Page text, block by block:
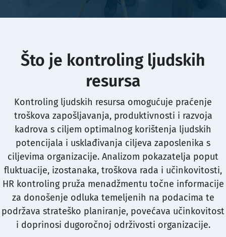
Što je kontroling ljudskih
resursa
Kontroling ljudskih resursa omogućuje praćenje
troškova zapošljavanja, produktivnosti i razvoja
kadrova s ciljem optimalnog korištenja ljudskih
potencijala i usklađivanja ciljeva zaposlenika s
ciljevima organizacije. Analizom pokazatelja poput
fluktuacije, izostanaka, troškova rada i učinkovitosti,
HR kontroling pruža menadžmentu točne informacije
za donošenje odluka temeljenih na podacima te
podržava strateško planiranje, povećava učinkovitost
i doprinosi dugoročnoj održivosti organizacije.